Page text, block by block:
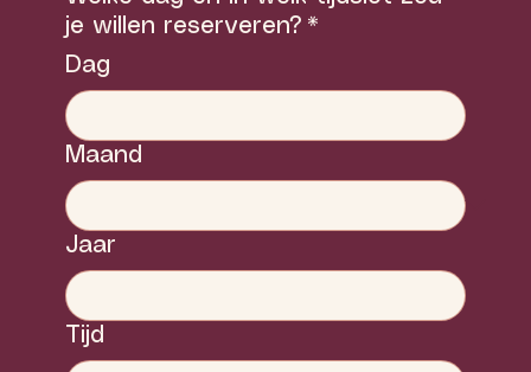
je willen reserveren? *
Dag
Maand
Jaar
Tijd